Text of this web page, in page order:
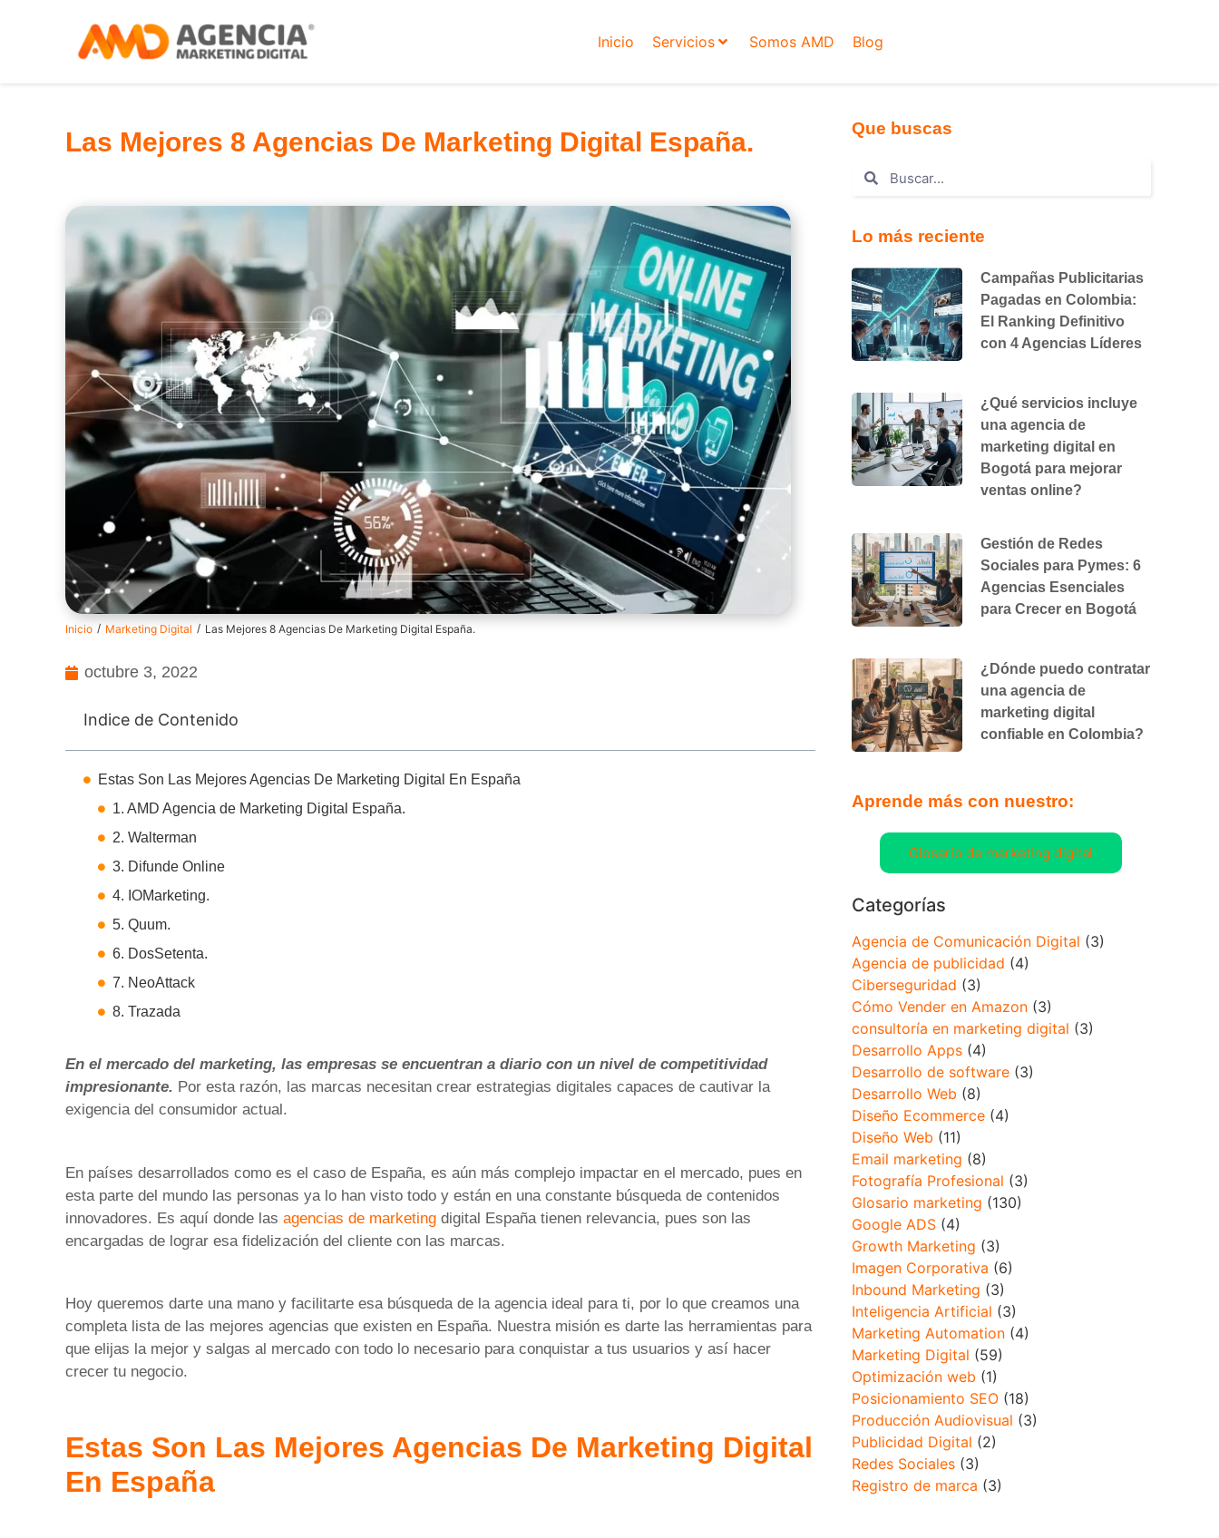
Inicio Servicios Somos AMD Blog
Las Mejores 8 Agencias De Marketing Digital España.
Inicio / Marketing Digital / Las Mejores 8 Agencias De Marketing Digital España.
octubre 3, 2022
Indice de Contenido
Estas Son Las Mejores Agencias De Marketing Digital En España
1. AMD Agencia de Marketing Digital España.
2. Walterman
3. Difunde Online
4. IOMarketing.
5. Quum.
6. DosSetenta.
7. NeoAttack
8. Trazada
En el mercado del marketing, las empresas se encuentran a diario con un nivel de competitividad
impresionante. Por esta razón, las marcas necesitan crear estrategias digitales capaces de cautivar la
exigencia del consumidor actual.
En países desarrollados como es el caso de España, es aún más complejo impactar en el mercado, pues en
esta parte del mundo las personas ya lo han visto todo y están en una constante búsqueda de contenidos
innovadores. Es aquí donde las agencias de marketing digital España tienen relevancia, pues son las
encargadas de lograr esa fidelización del cliente con las marcas.
Hoy queremos darte una mano y facilitarte esa búsqueda de la agencia ideal para ti, por lo que creamos una
completa lista de las mejores agencias que existen en España. Nuestra misión es darte las herramientas para
que elijas la mejor y salgas al mercado con todo lo necesario para conquistar a tus usuarios y así hacer
crecer tu negocio.
Estas Son Las Mejores Agencias De Marketing Digital
En España
Que buscas
Lo más reciente
Campañas Publicitarias
Pagadas en Colombia:
El Ranking Definitivo
con 4 Agencias Líderes
¿Qué servicios incluye
una agencia de
marketing digital en
Bogotá para mejorar
ventas online?
Gestión de Redes
Sociales para Pymes: 6
Agencias Esenciales
para Crecer en Bogotá
¿Dónde puedo contratar
una agencia de
marketing digital
confiable en Colombia?
Aprende más con nuestro:
Glosario de marketing digital
Categorías
Agencia de Comunicación Digital (3)
Agencia de publicidad (4)
Ciberseguridad (3)
Cómo Vender en Amazon(3)
consultoría en marketing digital (3)
Desarrollo Apps(4)
Desarrollo de software(3)
Desarrollo Web (8)
Diseño Ecommerce(4)
Diseño Web (11)
Email marketing (8)
Fotografía Profesional (3)
Glosario marketing (130)
Google ADS(4)
Growth Marketing (3)
Imagen Corporativa (6)
Inbound Marketing (3)
Inteligencia Artificial (3)
Marketing Automation(4)
Marketing Digital (59)
Optimización web (1)
Posicionamiento SEO(18)
Producción Audiovisual (3)
Publicidad Digital (2)
Redes Sociales(3)
Registro de marca (3)